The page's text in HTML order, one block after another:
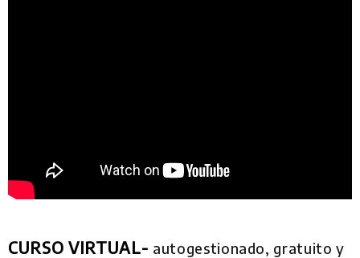
CURSO VIRTUAL- autogestionado, gratuito y